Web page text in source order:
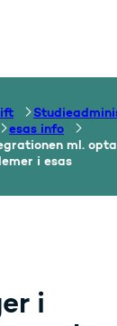
esas info
ml.
i esas
i